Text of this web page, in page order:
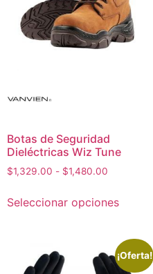
Botas de Seguridad
Dieléctricas Wiz Tune
$1,329.00 - $1,480.00
Seleccionar opciones
¡Oferta!